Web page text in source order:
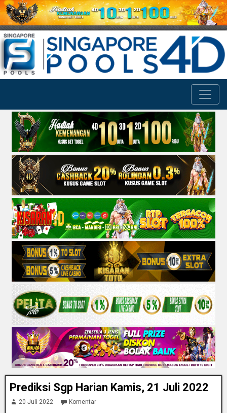
Prediksi Sgp Harian Kamis, 21 Juli 2022
20 Juli 2022 Komentar